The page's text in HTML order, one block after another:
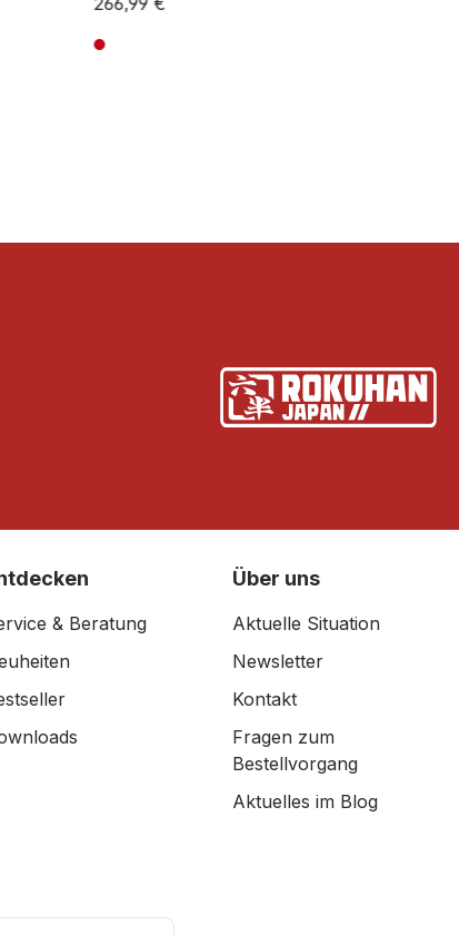
& Beratung
Über uns
Aktuelle Situation
Newsletter
Kontakt
Fragen zum
Bestellvorgang
Aktuelles im Blog